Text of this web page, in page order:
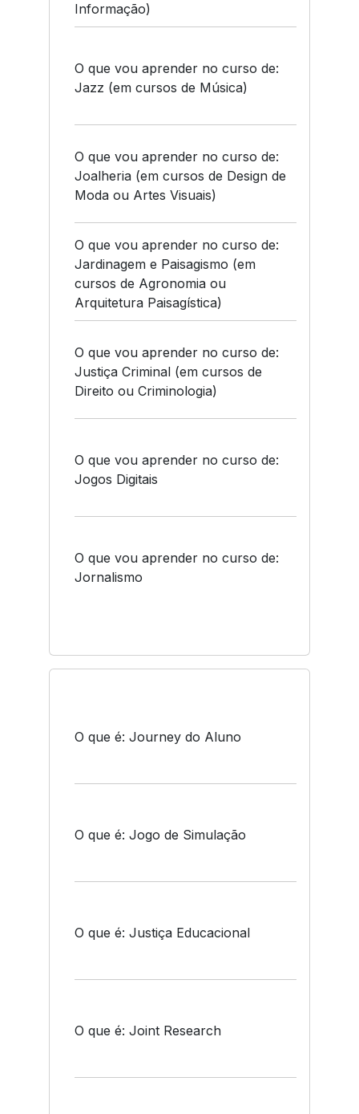
Informação)
O que vou aprender no curso de:
Jazz (em cursos de Música)
O que vou aprender no curso de:
Joalheria (em cursos de Design de
Moda ou Artes Visuais)
O que vou aprender no curso de:
Jardinagem e Paisagismo (em
cursos de Agronomia ou
Arquitetura Paisagística)
O que vou aprender no curso de:
Justiça Criminal (em cursos de
Direito ou Criminologia)
O que vou aprender no curso de:
Jogos Digitais
O que vou aprender no curso de:
Jornalismo
O que é: Journey do Aluno
O que é: Jogo de Simulação
O que é: Justiça Educacional
O que é: Joint Research